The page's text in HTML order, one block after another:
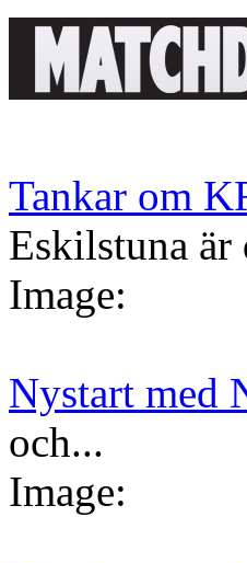
Tankar om
Eskilstuna är
Image:
Nystart med
och...
Image: